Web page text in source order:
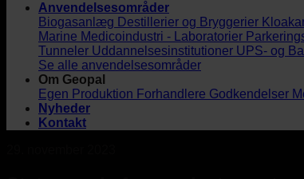
Anvendelsesområder
Biogasanlæg Destillerier og Bryggerier
Marine Medicoindustri - Laboratorier
Tunneler Uddannelsesinstitutioner UPS- og
Se alle anvendelsesområder
Om Geopal
Egen Produktion Forhandlere Godkendelser
Nyheder
Kontakt